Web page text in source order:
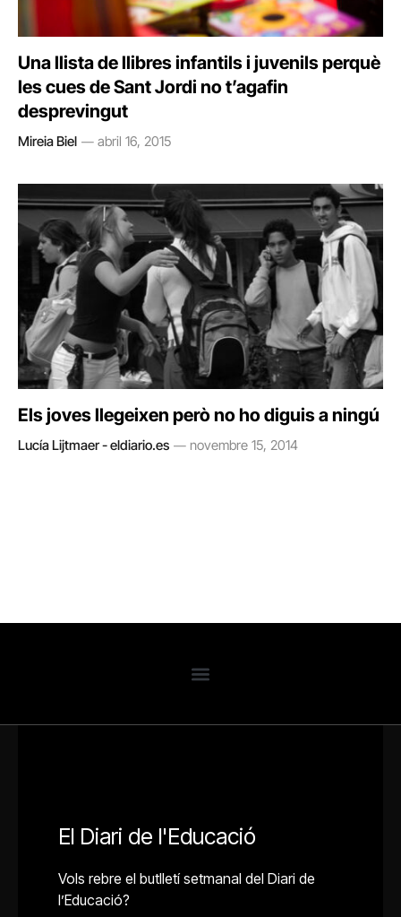
Una llista de llibres infantils i juvenils perquè
les cues de Sant Jordi no t’agafin
desprevingut
Mireia Biel abril 16, 2015
Els joves llegeixen però no ho diguis a ningú
Lucía Lijtmaer - eldiario.es novembre 15, 2014